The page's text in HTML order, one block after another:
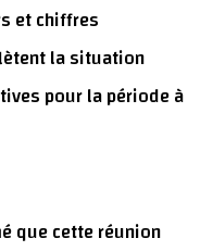
et chiffres
la situation
pour la période à
que cette réunion